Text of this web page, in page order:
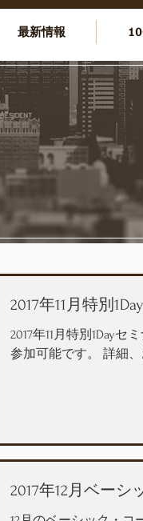
最新情報
2017年11月特別
2017年11月特別1Dayセ
参加可能です。 詳細
2017年12月ベーシ